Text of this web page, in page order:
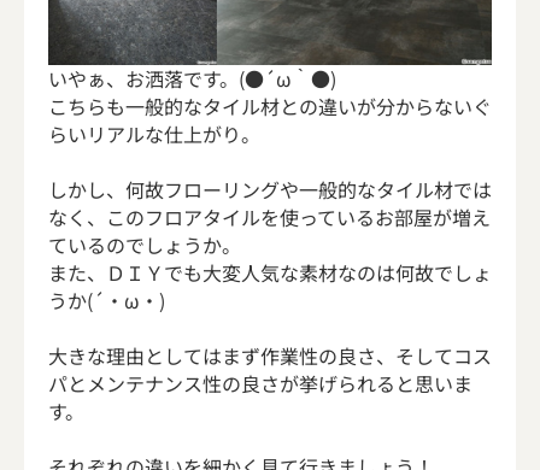
いやぁ、お洒落です。(●´ω｀●)
こちらも一般的なタイル材との違いが分からないぐ
らいリアルな仕上がり。
しかし、何故フローリングや一般的なタイル材では
なく、このフロアタイルを使っているお部屋が増え
ているのでしょうか。
また、ＤＩＹでも大変人気な素材なのは何故でしょ
うか(´・ω・)
大きな理由としてはまず作業性の良さ、そしてコス
パとメンテナンス性の良さが挙げられると思いま
す。